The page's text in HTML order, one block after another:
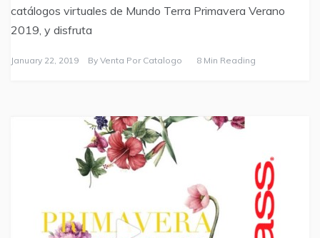
catálogos virtuales de Mundo Terra Primavera Verano
2019, y disfruta
January 22, 2019 By Venta Por Catalogo 8 Min Reading